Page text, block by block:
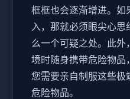
框框也会逐渐增进。如
入，那就必须眼尖心
么一个可疑之处。此外
境时随身携带危险物品
您需要亲自制服这些极
危险物品。